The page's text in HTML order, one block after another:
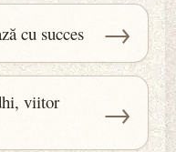
cu succes →
viitor
→